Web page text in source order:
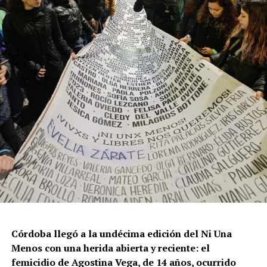
Por Francisco Pandolfi
Córdoba llegó a la undécima edición del Ni Una
Menos con una herida abierta y reciente: el
femicidio de Agostina Vega, de 14 años, ocurrido